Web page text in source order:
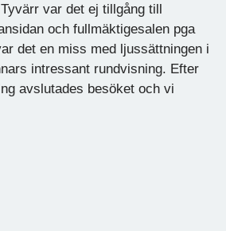
var det ej tillgång till
och fullmäktigesalen pga
det en miss med ljussättningen i
intressant rundvisning. Efter
avslutades besöket och vi